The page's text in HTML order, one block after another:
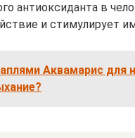
антиоксиданта в
и стимулирует
Аквамарис для